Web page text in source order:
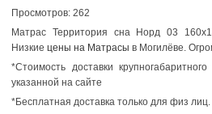
Просмотров: 262
Матрас Территория сна Норд 03
Низкиецены на Матрасы в Могилёве.
*Стоимость доставки
указанной на сайте
*Бесплатная доставка только для физ лиц.